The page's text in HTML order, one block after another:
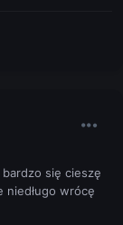
się cieszę
niedługo wrócę